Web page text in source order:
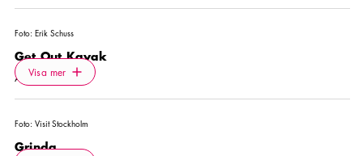
Foto: Erik Schuss
Get Out Kayak
AKTIVITET
Visa mer Icon.plusAltText
Visa mer
Foto: Visit Stockholm
Grinda